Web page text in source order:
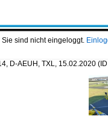
Sie sind nicht eingeloggt.
D-AEUH, TXL, 15.02.2020